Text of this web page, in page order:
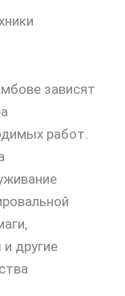
зависят
работ.
другие